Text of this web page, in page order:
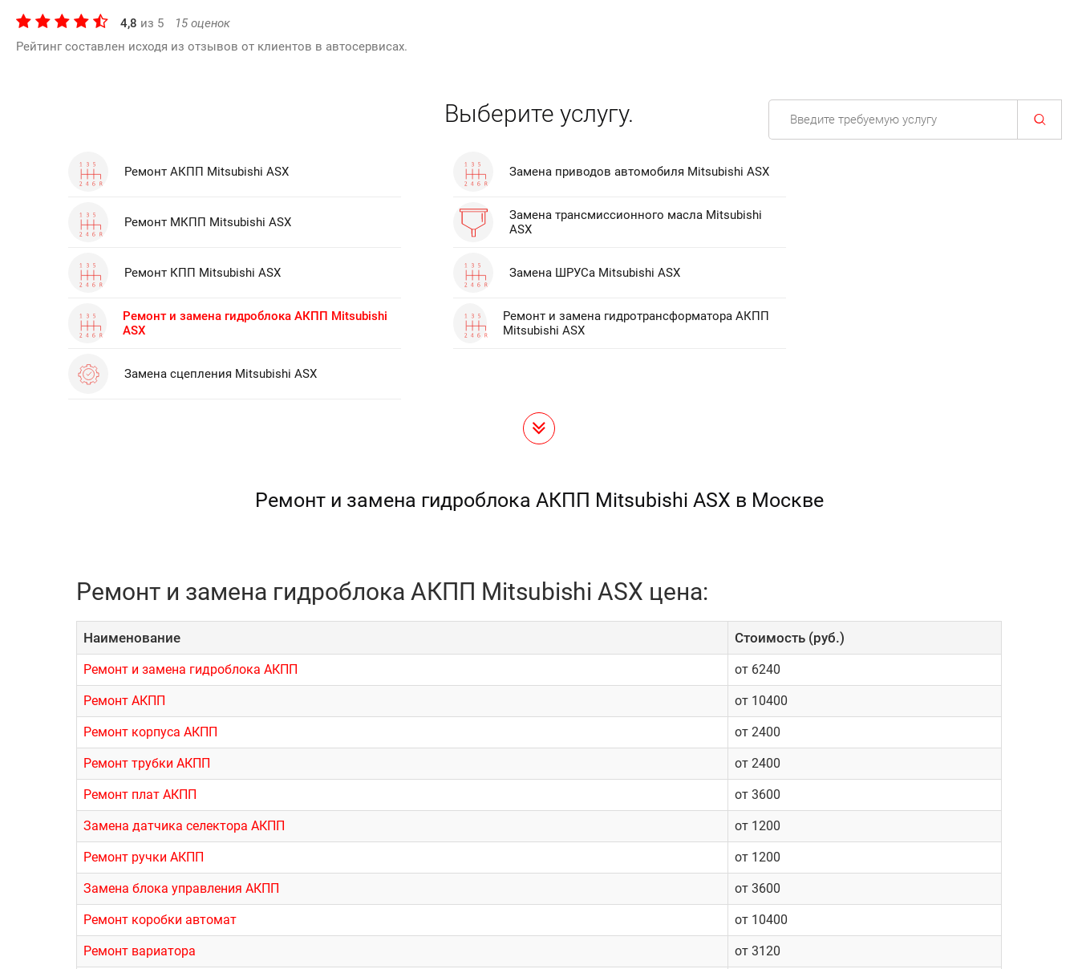
4,8 из 5 15оценок
Рейтинг составлен исходя из отзывов от клиентов в автосервисах.
Выберите услугу.
Ремонт АКПП Mitsubishi ASX Замена приводов автомобиля Mitsubishi ASX
Ремонт МКПП Mitsubishi ASX
Замена трансмиссионного масла Mitsubishi
ASX
Ремонт КПП Mitsubishi ASX Замена ШРУСа Mitsubishi ASX
Ремонт и замена гидроблока АКПП Mitsubishi
ASX
Ремонт и замена гидротрансформатора АКПП
Mitsubishi ASX
Замена сцепления Mitsubishi ASX
Ремонт и замена гидроблока АКПП Mitsubishi ASX в Москве
Ремонт и замена гидроблока АКПП Mitsubishi ASX цена:
Наименование Cтоимость (руб.)
Ремонт и замена гидроблока АКПП от 6240
Ремонт АКПП от 10400
Ремонт корпуса АКПП от 2400
Ремонт трубки АКПП от 2400
Ремонт плат АКПП от 3600
Замена датчика селектора АКПП от 1200
Ремонт ручки АКПП от 1200
Замена блока управления АКПП от 3600
Ремонт коробки автомат от 10400
Ремонт вариатора от 3120